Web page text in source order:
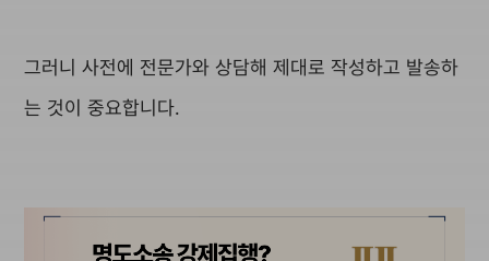
그러니 사전에 전문가와 상담해 제대로 작성하고 발송하
는 것이 중요합니다.